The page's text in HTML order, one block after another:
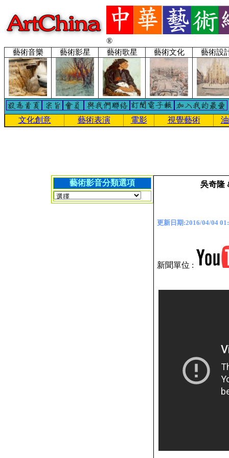
®
藝術音樂 藝術影星 藝術歌星 藝術文化 藝術設
文化創意 藝術表演 電影 視覺藝術
藝術影音分類選項 吳奇隆
更新日期:2016/04/04
新聞單位 :